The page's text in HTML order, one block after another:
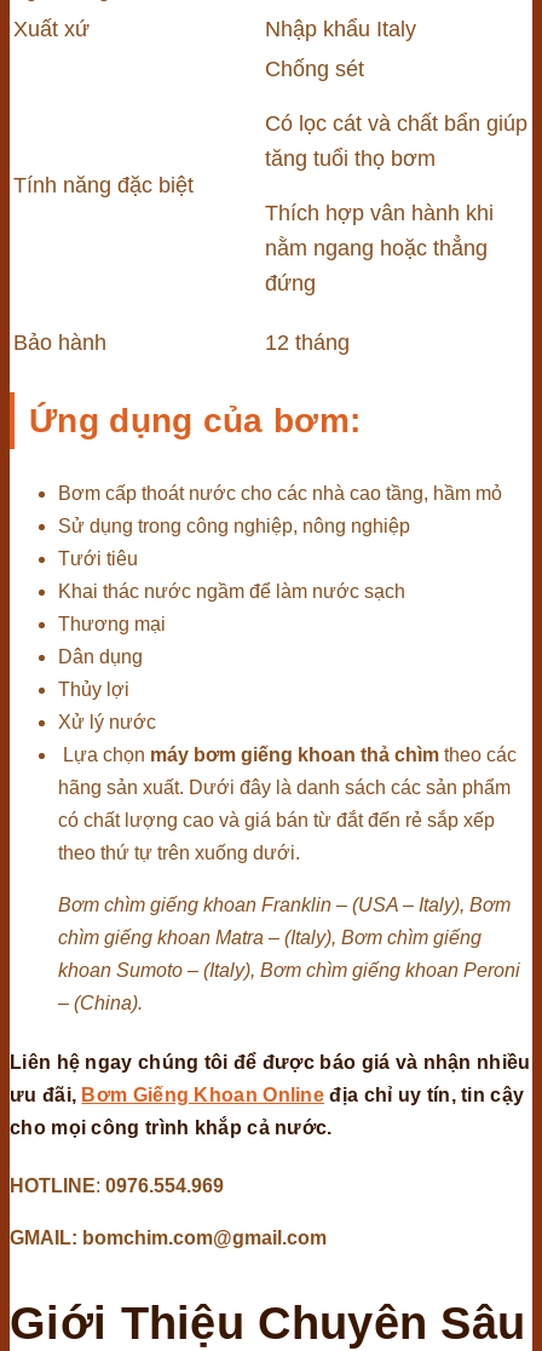
Xuất xứ
Nhập khẩu Italy
Tính năng đặc biệt
Chống sét
Có lọc cát và chất bẩn giúp
tăng tuổi thọ bơm
Thích hợp vân hành khi
nằm ngang hoặc thẳng
đứng
Bảo hành 12 tháng
Ứng dụng của bơm:
Bơm cấp thoát nước cho các nhà cao tầng, hầm mỏ
Sử dụng trong công nghiệp, nông nghiệp
Tưới tiêu
Khai thác nước ngầm để làm nước sạch
Thương mại
Dân dụng
Thủy lợi
Xử lý nước
Lựa chọn máy bơm giếng khoan thả chìm theo các
hãng sản xuất. Dưới đây là danh sách các sản phẩm
có chất lượng cao và giá bán từ đắt đến rẻ sắp xếp
theo thứ tự trên xuống dưới.
Bơm chìm giếng khoan Franklin – (USA – Italy), Bơm
chìm giếng khoan Matra – (Italy), Bơm chìm giếng
khoan Sumoto – (Italy), Bơm chìm giếng khoan Peroni
– (China).
Liên hệ ngay chúng tôi để được báo giá và nhận nhiều
ưu đãi, Bơm Giếng Khoan Online địa chỉ uy tín, tin cậy
cho mọi công trình khắp cả nước.
HOTLINE: 0976.554.969
GMAIL: bomchim.com@gmail.com
Giới Thiệu Chuyên Sâu